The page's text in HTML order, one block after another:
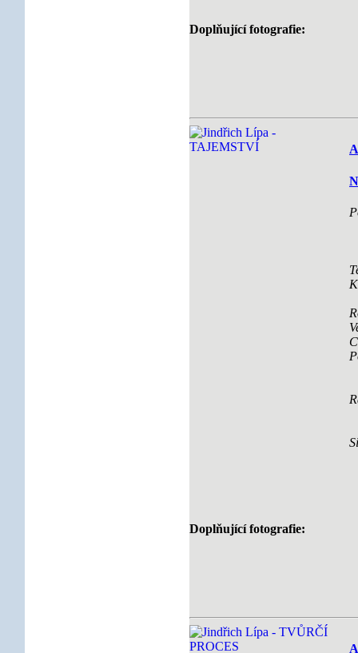
Doplňující fotografie:
Doplňující fotografie: